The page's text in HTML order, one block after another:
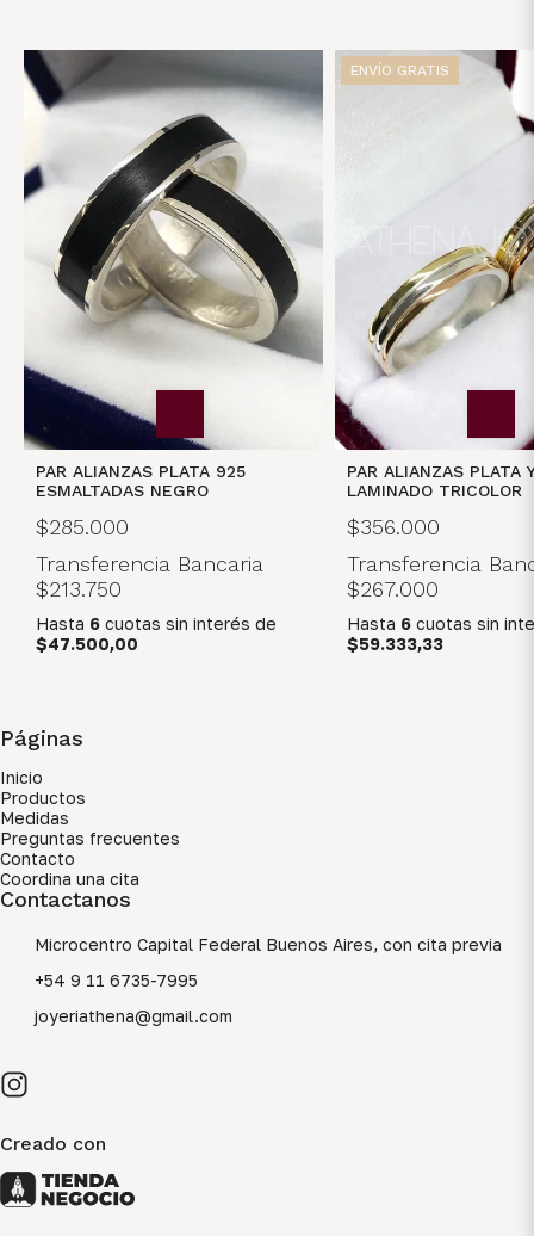
PAR ALIANZAS PLATA 925
ESMALTADAS NEGRO
$285.000
Transferencia Bancaria
$213.750
Hasta 6 cuotas sin interés de
$47.500,00
ENVÍO GRATIS
PAR ALIANZAS PLATA
LAMINADO TRICOLOR
$356.000
Transferencia
$267.000
Hasta 6 cuotas sin
$59.333,33
Páginas
Inicio
Productos
Medidas
Preguntas frecuentes
Contacto
Coordina una cita
Contactanos
Microcentro Capital Federal Buenos Aires, con cita previa
+54 9 11 6735-7995
joyeriathena@gmail.com
Creado con